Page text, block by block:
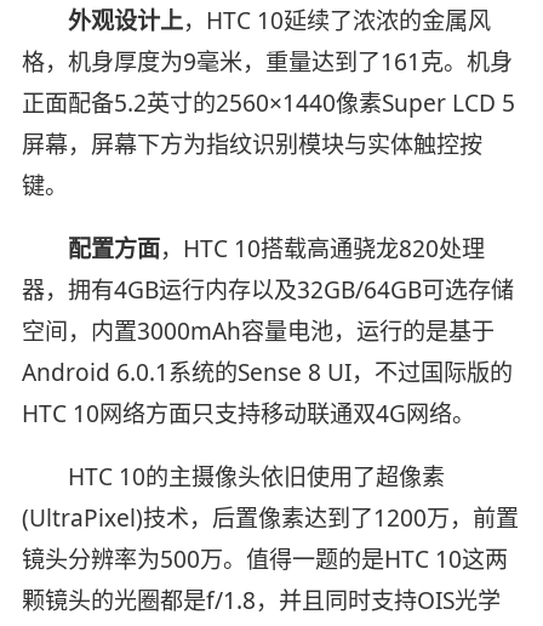
外观设计上，HTC 10延续了浓浓的金属风
格，机身厚度为9毫米，重量达到了161克。机身
正面配备5.2英寸的2560×1440像素Super LCD 5
屏幕，屏幕下方为指纹识别模块与实体触控按
键。
配置方面，HTC 10搭载高通骁龙820处理
器，拥有4GB运行内存以及32GB/64GB可选存储
空间，内置3000mAh容量电池，运行的是基于
Android 6.0.1系统的Sense 8 UI，不过国际版的
HTC 10网络方面只支持移动联通双4G网络。
HTC 10的主摄像头依旧使用了超像素
(UltraPixel)技术，后置像素达到了1200万，前置
镜头分辨率为500万。值得一题的是HTC 10这两
颗镜头的光圈都是f/1.8，并且同时支持OIS光学